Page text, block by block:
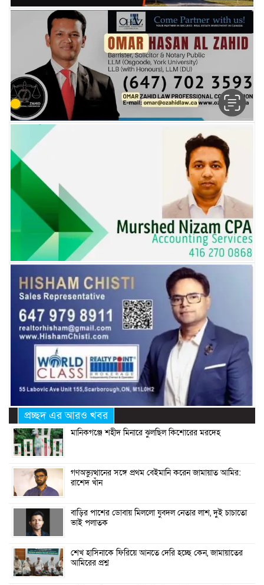
প্রচ্ছদ এর আরও খবর
মানিকগঞ্জে শহীদ মিনারে ঝুলছিল কিশোরের মরদেহ
গণঅভ্যুত্থানের সঙ্গে প্রথম বেইমানি করেন জামায়াত আমির:
রাশেদ খাঁন
বাড়ির পাশের ডোবায় মিললো যুবদল নেতার লাশ, দুই চাচাতো
ভাই পলাতক
শেখ হাসিনাকে ফিরিয়ে আনতে দেরি হচ্ছে কেন, জামায়াতের
আমিরের প্রশ্ন